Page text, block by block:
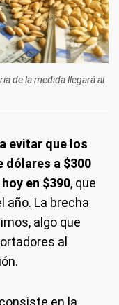
de la medida llegará al
evitar que los
dólares a $300
en $390, que
año. La brecha
algo que
al
en la